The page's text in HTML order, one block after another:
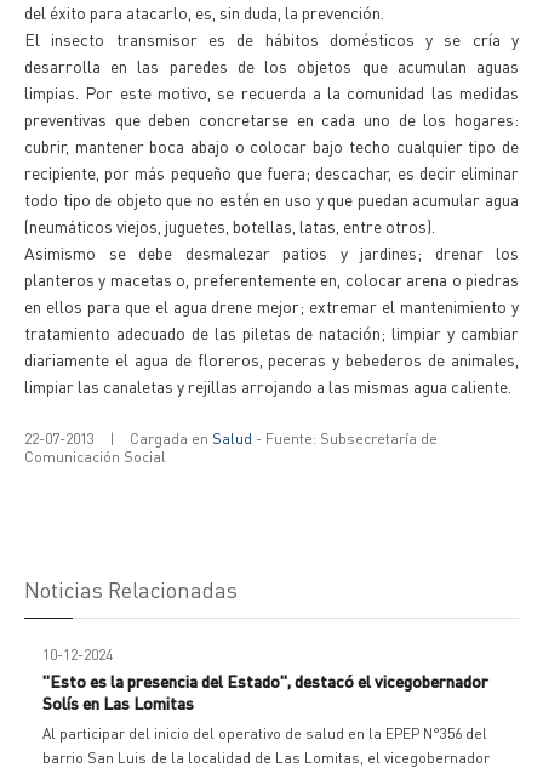
del éxito para atacarlo, es, sin duda, la prevención.
El insecto transmisor es de hábitos domésticos y se cría y
desarrolla en las paredes de los objetos que acumulan aguas
limpias. Por este motivo, se recuerda a la comunidad las medidas
preventivas que deben concretarse en cada uno de los hogares:
cubrir, mantener boca abajo o colocar bajo techo cualquier tipo de
recipiente, por más pequeño que fuera; descachar, es decir eliminar
todo tipo de objeto que no estén en uso y que puedan acumular agua
(neumáticos viejos, juguetes, botellas, latas, entre otros).
Asimismo se debe desmalezar patios y jardines; drenar los
planteros y macetas o, preferentemente en, colocar arena o piedras
en ellos para que el agua drene mejor; extremar el mantenimiento y
tratamiento adecuado de las piletas de natación; limpiar y cambiar
diariamente el agua de floreros, peceras y bebederos de animales,
limpiar las canaletas y rejillas arrojando a las mismas agua caliente.
22-07-2013 | Cargada en Salud - Fuente: Subsecretaría de
Comunicación Social
Noticias Relacionadas
10-12-2024
"Esto es la presencia del Estado", destacó el vicegobernador
Solís en Las Lomitas
Al participar del inicio del operativo de salud en la EPEP N°356 del
barrio San Luis de la localidad de Las Lomitas, el vicegobernador